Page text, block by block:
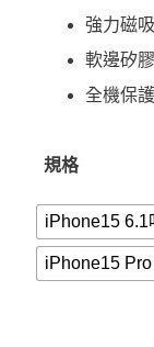
強力磁
軟邊矽
全機保
規格
iPhone15 6.1
iPhone15